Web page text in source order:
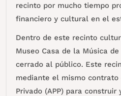
recinto por mucho tiempo
financiero y cultural en el
Dentro de este recinto
Museo Casa de la Música
cerrado al público. Este
mediante el mismo contrato
Privado (APP) para